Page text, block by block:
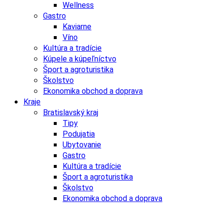
Wellness
Gastro
Kaviarne
Víno
Kultúra a tradície
Kúpele a kúpeľníctvo
Šport a agroturistika
Školstvo
Ekonomika obchod a doprava
Kraje
Bratislavský kraj
Tipy
Podujatia
Ubytovanie
Gastro
Kultúra a tradície
Šport a agroturistika
Školstvo
Ekonomika obchod a doprava